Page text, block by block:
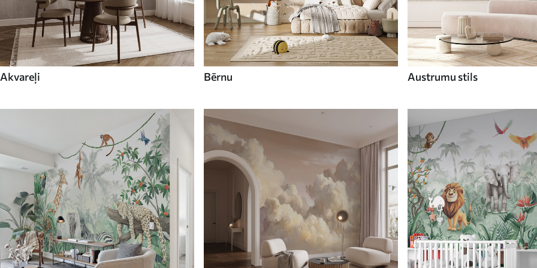
Akvareļi Bērnu Austrumu stils